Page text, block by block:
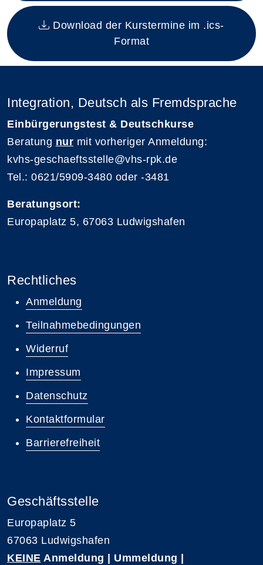
Download der Kurstermine im .ics-
Format
Integration, Deutsch als Fremdsprache
Einbürgerungstest & Deutschkurse
Beratung nur mit vorheriger Anmeldung:
kvhs-geschaeftsstelle@vhs-rpk.de
Tel.: 0621/5909-3480 oder -3481
Beratungsort:
Europaplatz 5, 67063 Ludwigshafen
Rechtliches
Anmeldung
Teilnahmebedingungen
Widerruf
Impressum
Datenschutz
Kontaktformular
Barrierefreiheit
Geschäftsstelle
Europaplatz 5
67063 Ludwigshafen
KEINE Anmeldung | Ummeldung |